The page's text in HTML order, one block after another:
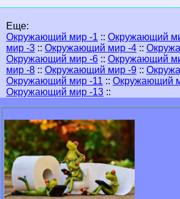
Еще:
Окружающий мир -1 :: Окружающий
мир -3 :: Окружающий мир -4 ::
Окружающий мир -6 :: Окружающий
мир -8 :: Окружающий мир -9 ::
Окружающий мир -11 :: Окружающий
Окружающий мир -13 ::